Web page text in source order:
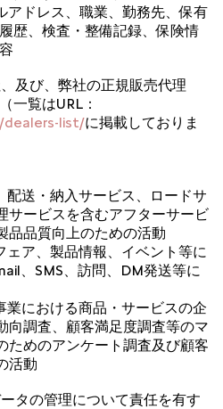
アドレス、職業、勤務先、保有
歴、検査・整備記録、保険情
及び、弊社の正規販売代理
一覧はURL：
dealers-list/に掲載しておりま
送・納入サービス、ロードサ
サービスを含むアフターサービ
品品質向上のための活動
ア、製品情報、イベント等に
、SMS、訪問、DM発送等に
における商品・サービスの企
向調査、顧客満足度調査等のマ
ためのアンケート調査及び顧客
活動
タの管理について責任を有す